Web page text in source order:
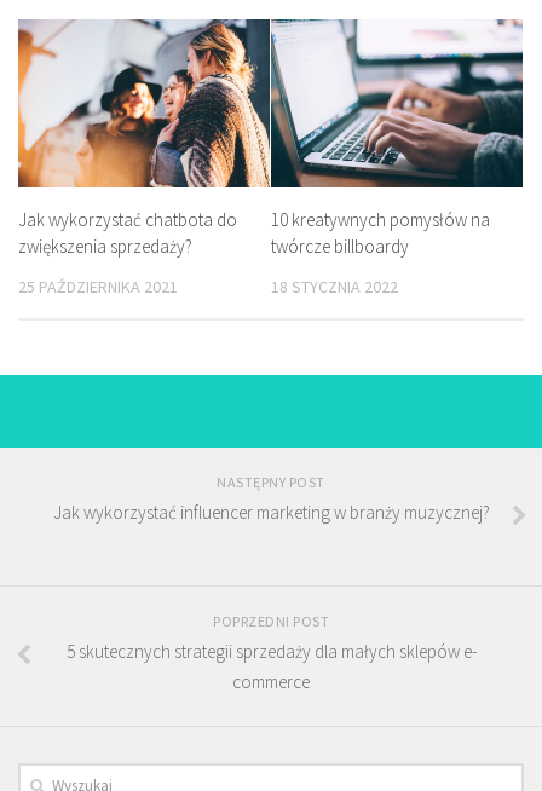
Jak wykorzystać chatbota do
zwiększenia sprzedaży?
25 PAŹDZIERNIKA 2021
10 kreatywnych pomysłów na
twórcze billboardy
18 STYCZNIA 2022
NASTĘPNY POST
Jak wykorzystać influencer marketing w branży muzycznej?
POPRZEDNI POST
5 skutecznych strategii sprzedaży dla małych sklepów e-
commerce